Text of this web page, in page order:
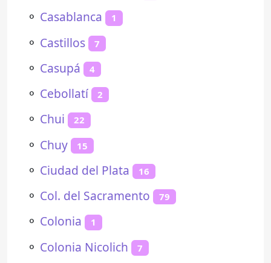
⚬ Casablanca 1
⚬ Castillos 7
⚬ Casupá 4
⚬ Cebollatí 2
⚬ Chui 22
⚬ Chuy 15
⚬ Ciudad del Plata 16
⚬ Col. del Sacramento 79
⚬ Colonia 1
⚬ Colonia Nicolich 7